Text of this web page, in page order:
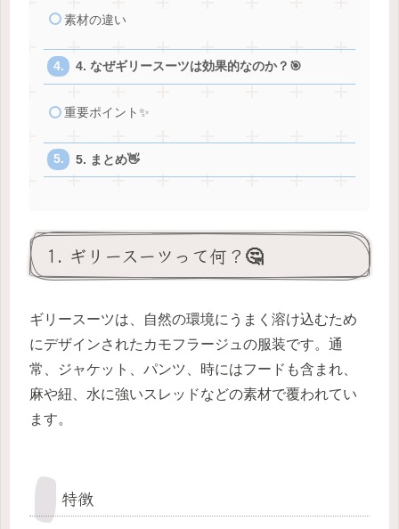
素材の違い
4. なぜギリースーツは効果的なのか？🎯
重要ポイント✨
5. まとめ👋
1. ギリースーツって何？🤔
ギリースーツは、自然の環境にうまく溶け込むため
にデザインされたカモフラージュの服装です。通
常、ジャケット、パンツ、時にはフードも含まれ、
麻や紐、水に強いスレッドなどの素材で覆われてい
ます。
特徴